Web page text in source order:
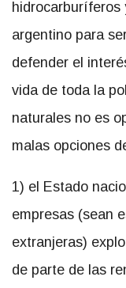
hidrocarburíferos
argentino para
defender el
vida de toda la
naturales no es
malas opciones
1) el Estado
empresas (sean
extranjeras)
de parte de las